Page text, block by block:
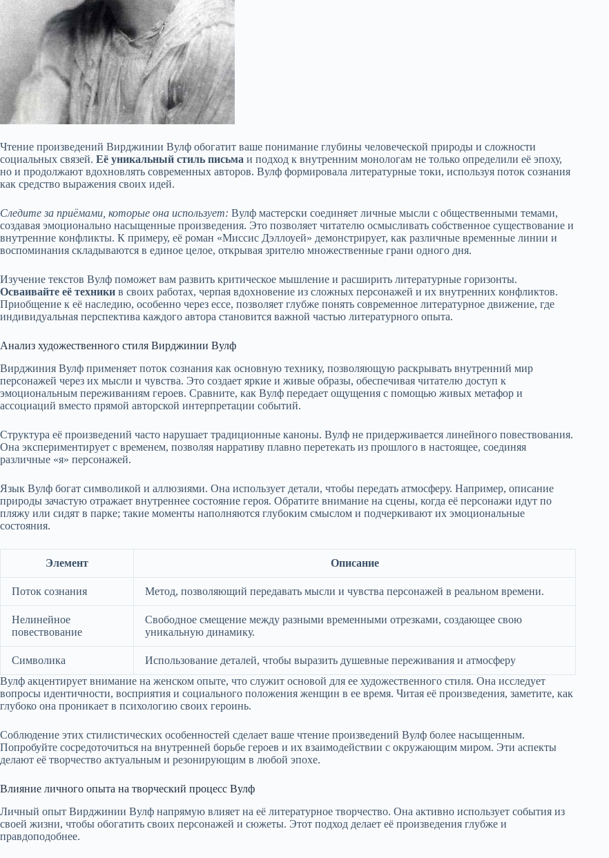
Чтение произведений Вирджинии Вулф обогатит ваше понимание глубины человеческой природы и сложности
социальных связей. Её уникальный стиль письма и подход к внутренним монологам не только определили её эпоху,
но и продолжают вдохновлять современных авторов. Вулф формировала литературные токи, используя поток сознания
как средство выражения своих идей.
Следите за приёмами, которые она использует: Вулф мастерски соединяет личные мысли с общественными темами,
создавая эмоционально насыщенные произведения. Это позволяет читателю осмысливать собственное существование и
внутренние конфликты. К примеру, её роман «Миссис Дэллоуей» демонстрирует, как различные временные линии и
воспоминания складываются в единое целое, открывая зрителю множественные грани одного дня.
Изучение текстов Вулф поможет вам развить критическое мышление и расширить литературные горизонты.
Осваивайте её техники в своих работах, черпая вдохновение из сложных персонажей и их внутренних конфликтов.
Приобщение к её наследию, особенно через ессе, позволяет глубже понять современное литературное движение, где
индивидуальная перспектива каждого автора становится важной частью литературного опыта.
Анализ художественного стиля Вирджинии Вулф
Вирджиния Вулф применяет поток сознания как основную технику, позволяющую раскрывать внутренний мир
персонажей через их мысли и чувства. Это создает яркие и живые образы, обеспечивая читателю доступ к
эмоциональным переживаниям героев. Сравните, как Вулф передает ощущения с помощью живых метафор и
ассоциаций вместо прямой авторской интерпретации событий.
Структура её произведений часто нарушает традиционные каноны. Вулф не придерживается линейного повествования.
Она экспериментирует с временем, позволяя нарративу плавно перетекать из прошлого в настоящее, соединяя
различные «я» персонажей.
Язык Вулф богат символикой и аллюзиями. Она использует детали, чтобы передать атмосферу. Например, описание
природы зачастую отражает внутреннее состояние героя. Обратите внимание на сцены, когда её персонажи идут по
пляжу или сидят в парке; такие моменты наполняются глубоким смыслом и подчеркивают их эмоциональные
состояния.
Элемент Описание
Поток сознания Метод, позволяющий передавать мысли и чувства персонажей в реальном времени.
Нелинейное
повествование
Свободное смещение между разными временными отрезками, создающее свою
уникальную динамику.
Символика
Использование деталей, чтобы выразить душевные переживания и атмосферу
Вулф акцентирует внимание на женском опыте, что служит основой для ее художественного стиля. Она исследует
вопросы идентичности, восприятия и социального положения женщин в ее время. Читая её произведения, заметите, как
глубоко она проникает в психологию своих героинь.
Соблюдение этих стилистических особенностей сделает ваше чтение произведений Вулф более насыщенным.
Попробуйте сосредоточиться на внутренней борьбе героев и их взаимодействии с окружающим миром. Эти аспекты
делают её творчество актуальным и резонирующим в любой эпохе.
Влияние личного опыта на творческий процесс Вулф
Личный опыт Вирджинии Вулф напрямую влияет на её литературное творчество. Она активно использует события из
своей жизни, чтобы обогатить своих персонажей и сюжеты. Этот подход делает её произведения глубже и
правдоподобнее.